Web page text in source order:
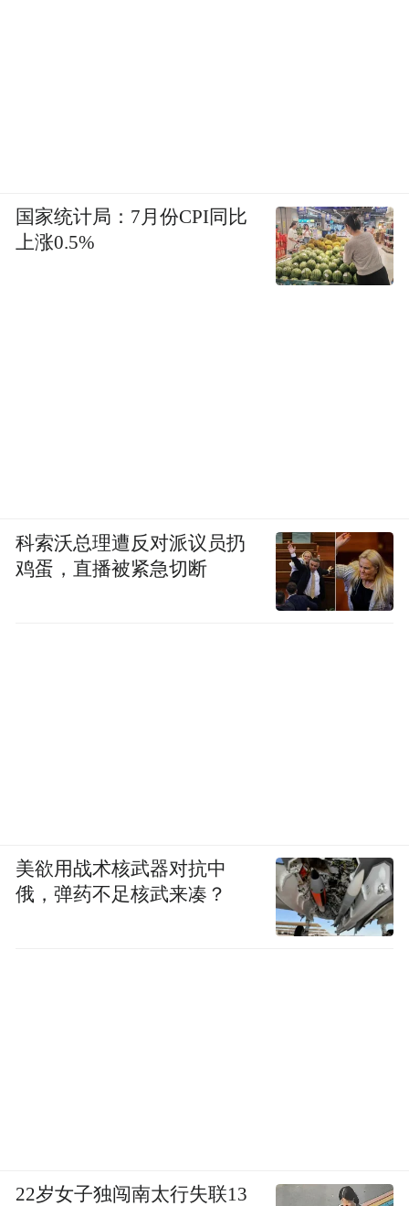
国家统计局：7月份CPI同比
上涨0.5%
科索沃总理遭反对派议员扔
鸡蛋，直播被紧急切断
美欲用战术核武器对抗中
俄，弹药不足核武来凑？
22岁女子独闯南太行失联13